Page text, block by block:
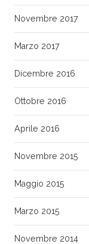
Novembre 2017
Marzo 2017
Dicembre 2016
Ottobre 2016
Aprile 2016
Novembre 2015
Maggio 2015
Marzo 2015
Novembre 2014